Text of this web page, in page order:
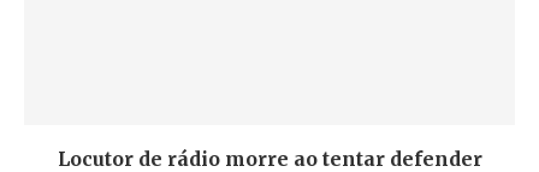
Locutor de rádio morre ao tentar defender